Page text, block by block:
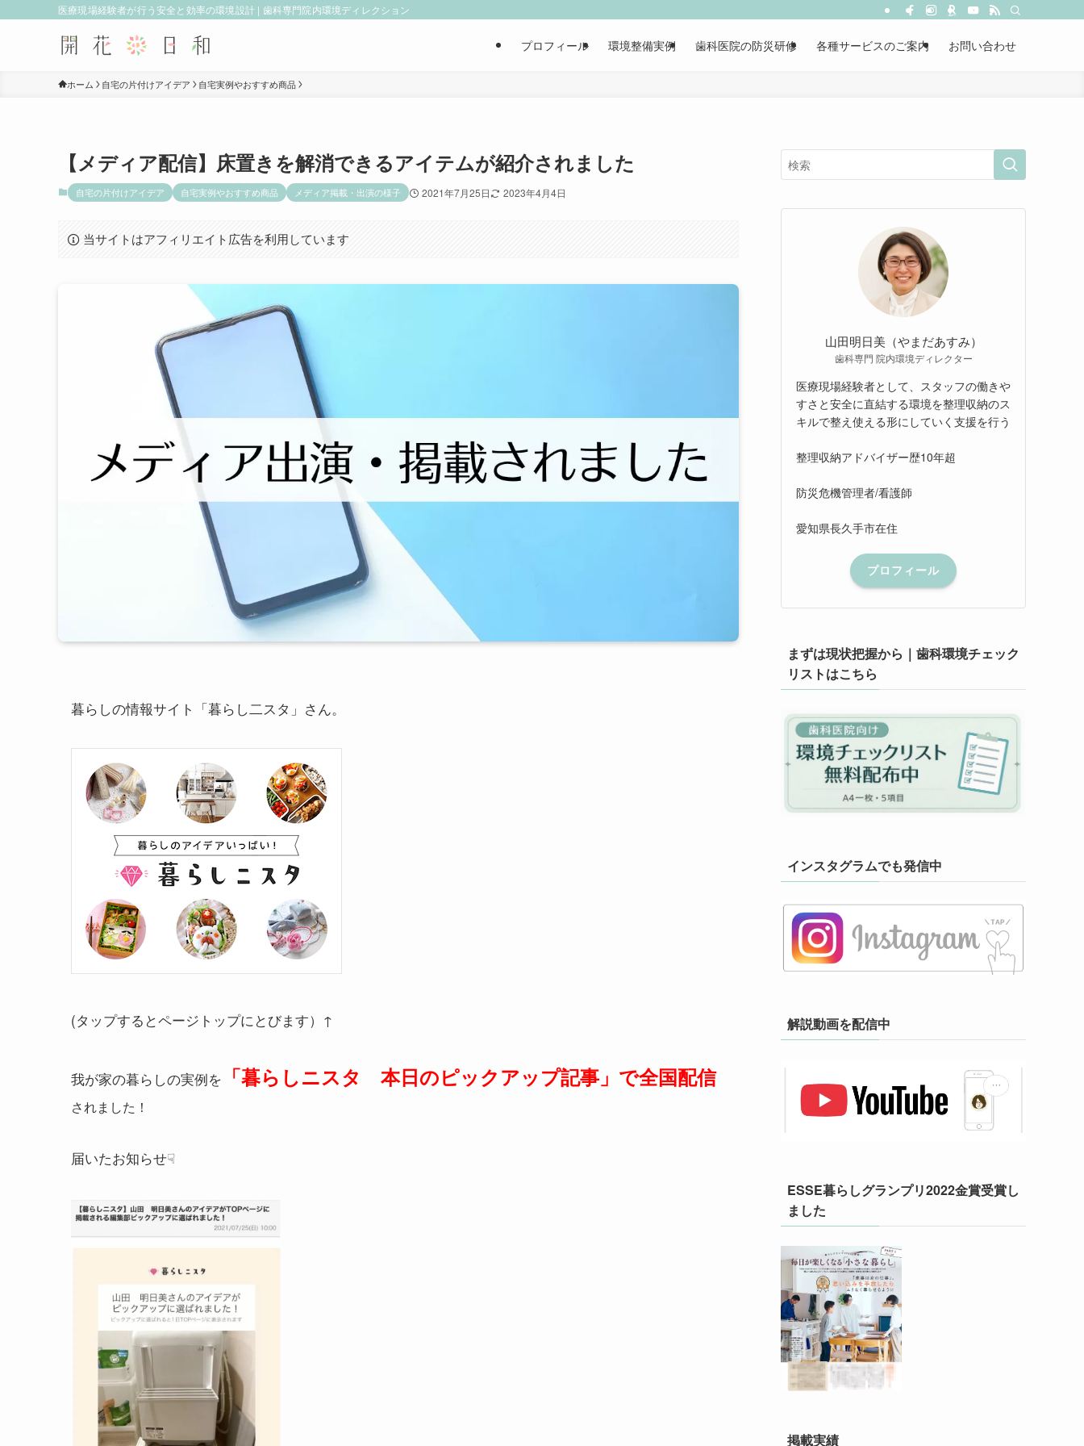
医療現場経験者が行う安全と効率の環境設計 | 歯科専門院内環境ディレクション
プロフィール 環境整備実例 歯科医院の防災研修 各種サービスのご案内 お問い合わせ
ホーム 自宅の片付けアイデア 自宅実例やおすすめ商品
【メディア配信】床置きを解消できるアイテムが紹介されました
自宅の片付けアイデア 自宅実例やおすすめ商品 メディア掲載・出演の様子 2021年7月25日 2023年4月4日
当サイトはアフィリエイト広告を利用しています
暮らしの情報サイト「暮らし二スタ」さん。
(タップするとページトップにとびます）↑
我が家の暮らしの実例を 「暮らしニスタ 本日のピックアップ記事」で全国配信
されました！
届いたお知らせ☟
山田明日美（やまだあすみ）
歯科専門 院内環境ディレクター
医療現場経験者として、スタッフの働きや
すさと安全に直結する環境を整理収納のス
キルで整え使える形にしていく支援を行う
整理収納アドバイザー歴10年超
防災危機管理者/看護師
愛知県長久手市在住
プロフィール
まずは現状把握から｜歯科環境チェック
リストはこちら
インスタグラムでも発信中
解説動画を配信中
ESSE暮らしグランプリ2022金賞受賞し
ました
掲載実績